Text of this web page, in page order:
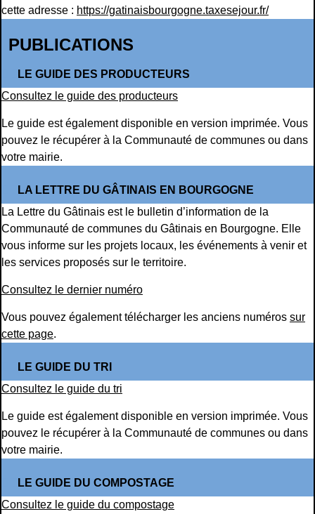
cette adresse : https://gatinaisbourgogne.taxesejour.fr/
PUBLICATIONS
LE GUIDE DES PRODUCTEURS
Consultez le guide des producteurs
Le guide est également disponible en version imprimée. Vous
pouvez le récupérer à la Communauté de communes ou dans
votre mairie.
LA LETTRE DU GÂTINAIS EN BOURGOGNE
La Lettre du Gâtinais est le bulletin d’information de la
Communauté de communes du Gâtinais en Bourgogne. Elle
vous informe sur les projets locaux, les événements à venir et
les services proposés sur le territoire.
Consultez le dernier numéro
Vous pouvez également télécharger les anciens numéros sur
cette page.
LE GUIDE DU TRI
Consultez le guide du tri
Le guide est également disponible en version imprimée. Vous
pouvez le récupérer à la Communauté de communes ou dans
votre mairie.
LE GUIDE DU COMPOSTAGE
Consultez le guide du compostage